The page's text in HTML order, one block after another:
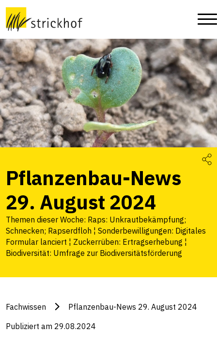
Pflanzenbau-News
29. August 2024
Themen dieser Woche: Raps: Unkrautbekämpfung;
Schnecken; Rapserdfloh ¦ Sonderbewilligungen: Digitales
Formular lanciert ¦ Zuckerrüben: Ertragserhebung ¦
Biodiversität: Umfrage zur Biodiversitätsförderung
Fachwissen Pflanzenbau-News 29. August 2024
Publiziert am 29.08.2024